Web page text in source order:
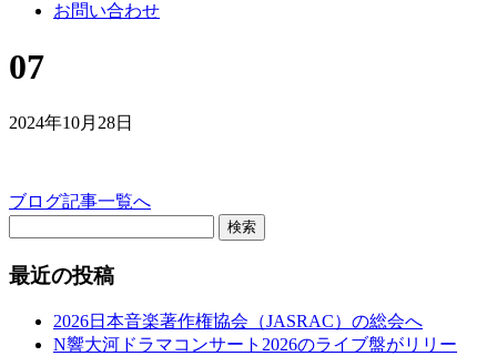
お問い合わせ
07
2024年10月28日
ブログ記事一覧へ
検索
最近の投稿
2026日本音楽著作権協会（JASRAC）の総会へ
N響大河ドラマコンサート2026のライブ盤がリリー